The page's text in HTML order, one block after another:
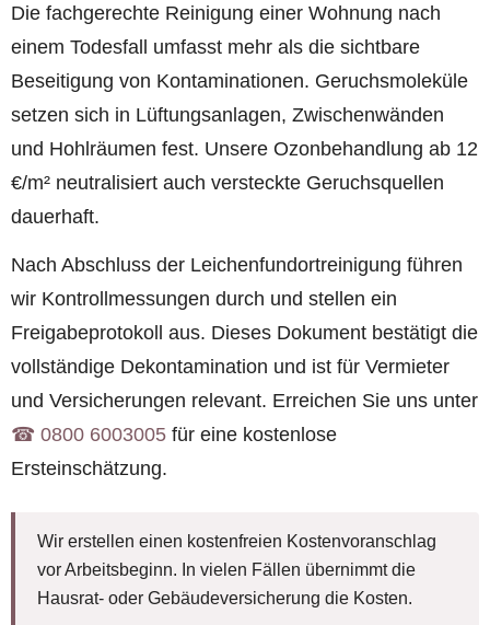
Die fachgerechte Reinigung einer Wohnung nach
einem Todesfall umfasst mehr als die sichtbare
Beseitigung von Kontaminationen. Geruchsmoleküle
setzen sich in Lüftungsanlagen, Zwischenwänden
und Hohlräumen fest. Unsere Ozonbehandlung ab 12
€/m² neutralisiert auch versteckte Geruchsquellen
dauerhaft.
Nach Abschluss der Leichenfundortreinigung führen
wir Kontrollmessungen durch und stellen ein
Freigabeprotokoll aus. Dieses Dokument bestätigt die
vollständige Dekontamination und ist für Vermieter
und Versicherungen relevant. Erreichen Sie uns unter
☎︎ 0800 6003005 für eine kostenlose
Ersteinschätzung.
Wir erstellen einen kostenfreien Kostenvoranschlag
vor Arbeitsbeginn. In vielen Fällen übernimmt die
Hausrat- oder Gebäudeversicherung die Kosten.